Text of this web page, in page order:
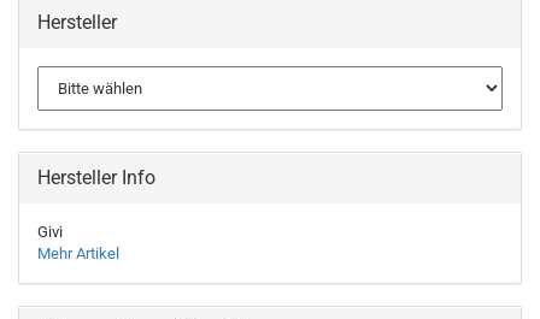
Hersteller
Hersteller Info
Givi
Mehr Artikel